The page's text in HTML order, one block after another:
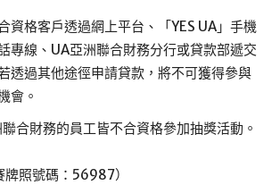
資格客戶透過網上平台、「YES UA」手機
專線、UA亞洲聯合財務分行或貸款部遞交
透過其他途徑申請貸款，將不可獲得參與
會。
合財務的員工皆不合資格參加抽獎活動。
牌照號碼：56987）